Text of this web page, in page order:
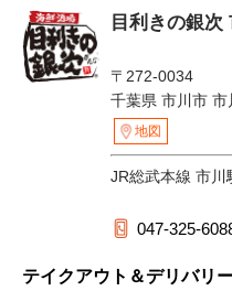
目利きの銀次
〒272-0034
千葉県 市川市
地図
JR総武本線 市川
047-325-
テイクアウト＆デリバリ